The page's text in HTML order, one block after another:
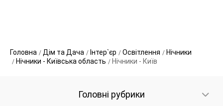
Головна Дім та Дача Інтер`єр Освітлення
Нічники
Нічники - Київська область
Нічники - Київ
Головні рубрики